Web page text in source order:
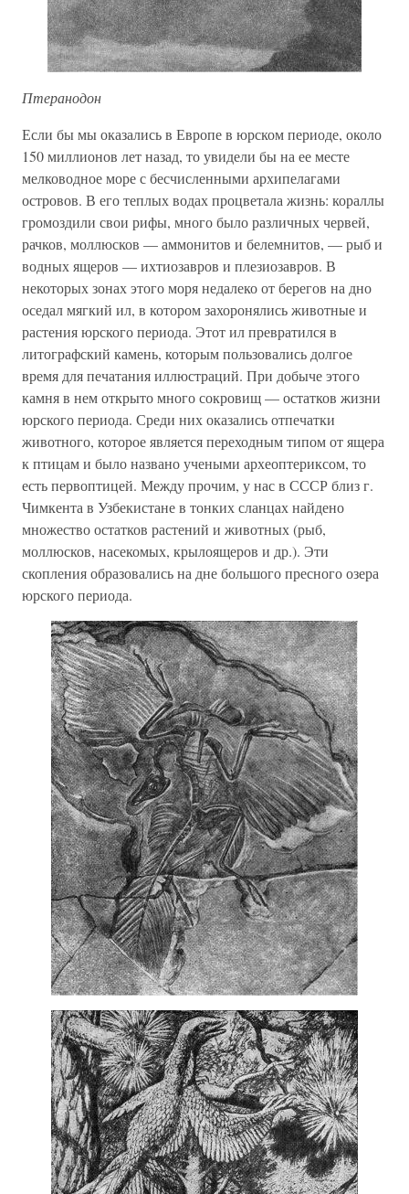
Птеранодон
Если бы мы оказались в Европе в юрском периоде, около
150 миллионов лет назад, то увидели бы на ее месте
мелководное море с бесчисленными архипелагами
островов. В его теплых водах процветала жизнь: кораллы
громоздили свои рифы, много было различных червей,
рачков, моллюсков — аммонитов и белемнитов, — рыб и
водных ящеров — ихтиозавров и плезиозавров. В
некоторых зонах этого моря недалеко от берегов на дно
оседал мягкий ил, в котором захоронялись животные и
растения юрского периода. Этот ил превратился в
литографский камень, которым пользовались долгое
время для печатания иллюстраций. При добыче этого
камня в нем открыто много сокровищ — остатков жизни
юрского периода. Среди них оказались отпечатки
животного, которое является переходным типом от ящера
к птицам и было названо учеными археоптериксом, то
есть первоптицей. Между прочим, у нас в СССР близ г.
Чимкента в Узбекистане в тонких сланцах найдено
множество остатков растений и животных (рыб,
моллюсков, насекомых, крылоящеров и др.). Эти
скопления образовались на дне большого пресного озера
юрского периода.